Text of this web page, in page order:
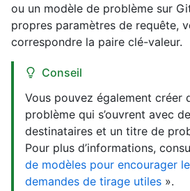
ou un modèle de problème sur
propres paramètres de requête,
correspondre la paire clé-valeur.
Conseil
Vous pouvez également créer
problème qui s’ouvrent avec
destinataires et un titre de
Pour plus d’informations,
de modèles pour encourager
demandes de tirage utiles ».